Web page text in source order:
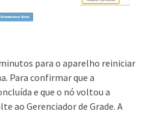
para o aparelho reiniciar
Para confirmar que a
e que o nó voltou a
ao Gerenciador de Grade. A